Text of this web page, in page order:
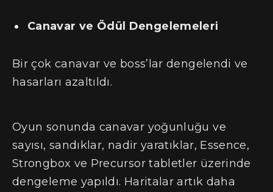
Canavar ve Ödül Dengelemeleri
Bir çok canavar ve boss’lar dengelendi ve
hasarları azaltıldı.
Oyun sonunda canavar yoğunluğu ve
sayısı, sandıklar, nadir yaratıklar, Essence,
Strongbox ve Precursor tabletler üzerinde
dengeleme yapıldı. Haritalar artık daha